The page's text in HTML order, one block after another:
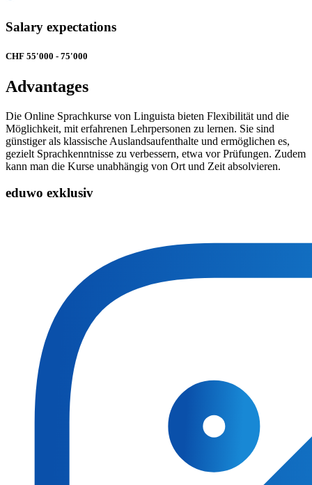
Salary expectations
CHF 55'000 - 75'000
Advantages
Die Online Sprachkurse von Linguista bieten Flexibilität und die
Möglichkeit, mit erfahrenen Lehrpersonen zu lernen. Sie sind
günstiger als klassische Auslandsaufenthalte und ermöglichen es,
gezielt Sprachkenntnisse zu verbessern, etwa vor Prüfungen. Zudem
kann man die Kurse unabhängig von Ort und Zeit absolvieren.
eduwo exklusiv